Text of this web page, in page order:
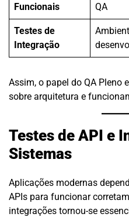
Funcionais
QA
Testes de
Integração
Assim, o papel do QA Pleno
sobre arquitetura e
Testes de API e
Sistemas
Aplicações modernas
APIs para funcionar
integrações tornou-se